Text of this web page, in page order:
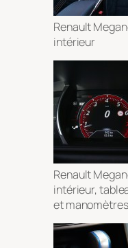
Renault
intérieur
Renault
intérieur,
et manomètres